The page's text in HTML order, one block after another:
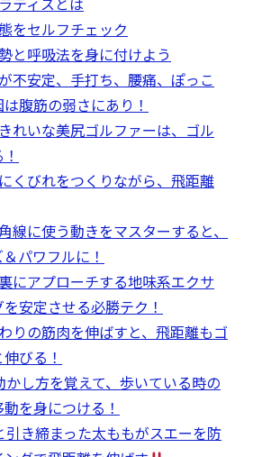
をセルフチェック
と呼吸法を身に付けよう
不安定、手打ち、腰痛、ぽっこ
腹筋の弱さにあり！
れいな美尻ゴルファーは、ゴル
くびれをつくりながら、飛距離
線に使う動きをマスターすると、
パワフルに！
にアプローチする地味系エクサ
安定させる必勝テク！
りの筋肉を伸ばすと、飛距離もゴ
びる！
かし方を覚えて、歩いている時の
を身につける！
引き締まった太ももがスエーを防